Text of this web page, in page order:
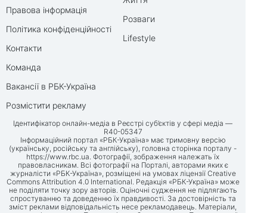
Правова інформація
Політика конфіденційності
Контакти
Команда
Вакансії в РБК-Україна
Розмістити рекламу
Розваги
Lifestyle
Ідентифікатор онлайн-медіа в Реєстрі суб’єктів у сфері медіа —
R40-05347
Інформаційний портал «РБК-Україна» має тримовну версію
(українську, російську та англійську), головна сторінка порталу -
https://www.rbc.ua. Фотографії, зображення належать їх
правовласникам. Всі фотографії на Порталі, авторами яких є
журналісти «РБК-Україна», розміщені на умовах ліцензії Creative
Commons Attribution 4.0 International. Редакція «РБК-Україна» може
не поділяти точку зору авторів. Оціночні судження не підлягають
спростуванню та доведенню їх правдивості. За достовірність та
зміст реклами відповідальність несе рекламодавець. Матеріали,